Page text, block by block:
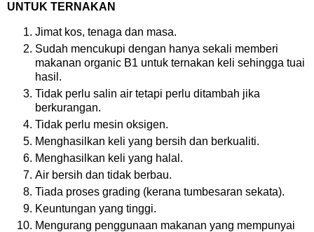
UNTUK TERNAKAN
Jimat kos, tenaga dan masa.
Sudah mencukupi dengan hanya sekali memberi
makanan organic B1 untuk ternakan keli sehingga tuai
hasil.
Tidak perlu salin air tetapi perlu ditambah jika
berkurangan.
Tidak perlu mesin oksigen.
Menghasilkan keli yang bersih dan berkualiti.
Menghasilkan keli yang halal.
Air bersih dan tidak berbau.
Tiada proses grading (kerana tumbesaran sekata).
Keuntungan yang tinggi.
Mengurang penggunaan makanan yang mempunyai